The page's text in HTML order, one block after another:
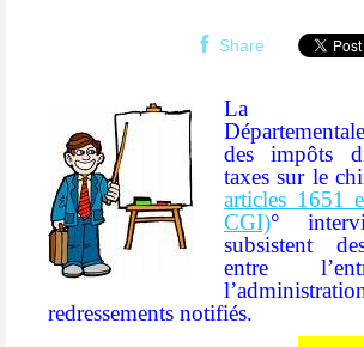
Share
La
des impôts
taxes sur le
articles 1651
CGI)°
subsistent
entre
redressements notifiés.